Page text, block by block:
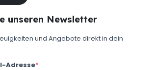
unseren Newsletter
und Angebote direkt in dein
Adresse